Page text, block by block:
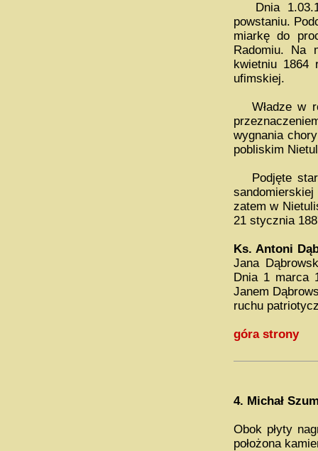
Dnia
powstaniu.
miarkę do
Radomiu. Na
kwietniu 1864
ufimskiej.
Władze w
wygnania
pobliskim
Podjęte
zatem w
21 stycznia
Ks. Antoni
Jana
Dnia 1 marca
Janem
ruchu
góra strony
4. Michał
Obok płyty
położona